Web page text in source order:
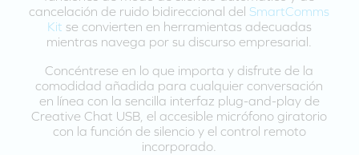
cancelación de ruido bidireccional del SmartComms
Kit se convierten en herramientas adecuadas
mientras navega por su discurso empresarial.
Concéntrese en lo que importa y disfrute de la
comodidad añadida para cualquier conversación
en línea con la sencilla interfaz plug-and-play de
Creative Chat USB, el accesible micrófono giratorio
con la función de silencio y el control remoto
incorporado.